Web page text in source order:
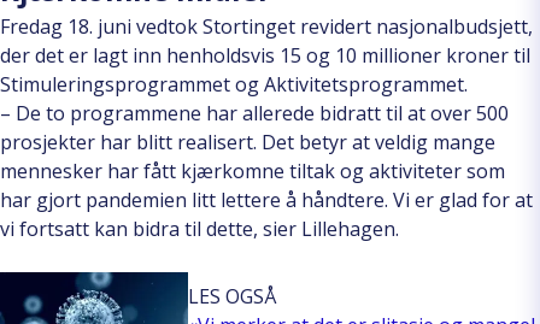
Fredag 18. juni vedtok Stortinget revidert nasjonalbudsjett,
der det er lagt inn henholdsvis 15 og 10 millioner kroner til
Stimuleringsprogrammet og Aktivitetsprogrammet.
– De to programmene har allerede bidratt til at over 500
prosjekter har blitt realisert. Det betyr at veldig mange
mennesker har fått kjærkomne tiltak og aktiviteter som
har gjort pandemien litt lettere å håndtere. Vi er glad for at
vi fortsatt kan bidra til dette, sier Lillehagen.
LES OGSÅ